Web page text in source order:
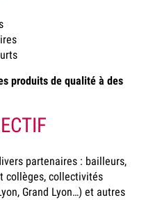
produits de qualité à des
partenaires : bailleurs,
collèges, collectivités
Grand Lyon…) et autres